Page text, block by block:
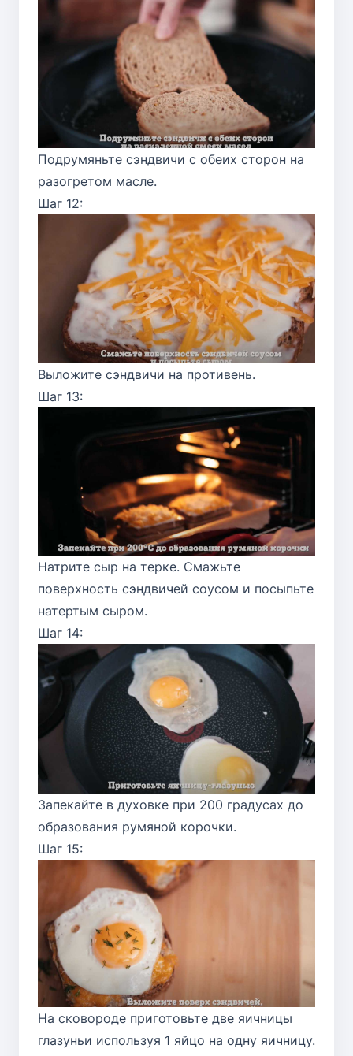
Подрумяньте сэндвичи с обеих сторон на
разогретом масле.
Шаг 12:
Выложите сэндвичи на противень.
Шаг 13:
Натрите сыр на терке. Смажьте
поверхность сэндвичей соусом и посыпьте
натертым сыром.
Шаг 14:
Запекайте в духовке при 200 градусах до
образования румяной корочки.
Шаг 15:
На сковороде приготовьте две яичницы
глазуньи используя 1 яйцо на одну яичницу.